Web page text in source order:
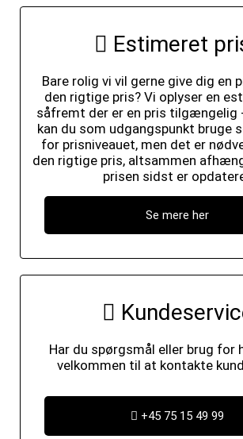
Estimeret
Bare rolig vi vil gerne give dig en
den rigtige pris? Vi oplyser en
såfremt der er en pris tilgængelig
kan du som udgangspunkt bruge
for prisniveauet, men det er
den rigtige pris, altsammen
prisen sidst er
Se mere her
Har du spørgsmål eller brug for
velkommen til at kontakte
+45 75 15 49 99